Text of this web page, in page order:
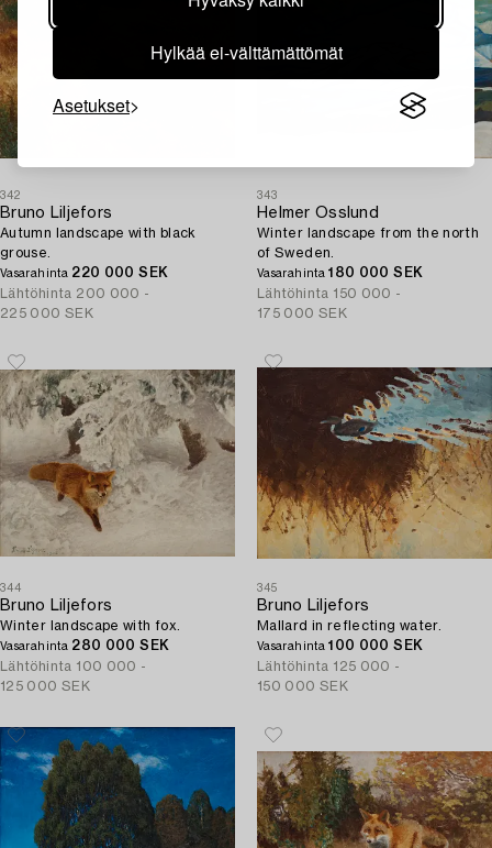
Hylkää ei-välttämättömät
Asetukset
342
Bruno Liljefors
Autumn landscape with black
grouse.
Vasarahinta 220 000 SEK
Lähtöhinta 200 000 -
225 000 SEK
343
Helmer Osslund
Winter landscape from the north
of Sweden.
Vasarahinta180 000 SEK
Lähtöhinta 150 000 -
175 000 SEK
344
Bruno Liljefors
Winter landscape with fox.
Vasarahinta 280 000 SEK
Lähtöhinta 100 000 -
125 000 SEK
345
Bruno Liljefors
Mallard in reflecting water.
Vasarahinta100 000 SEK
Lähtöhinta 125 000 -
150 000 SEK